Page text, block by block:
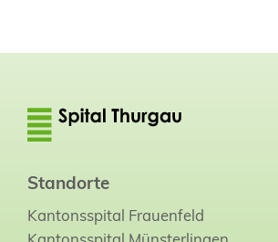
Standorte
Kantonsspital Frauenfeld